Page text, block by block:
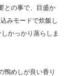
との事で、目盛か
みモードで炊飯し
かっかり蒸らしま
鴨めしが良い香り